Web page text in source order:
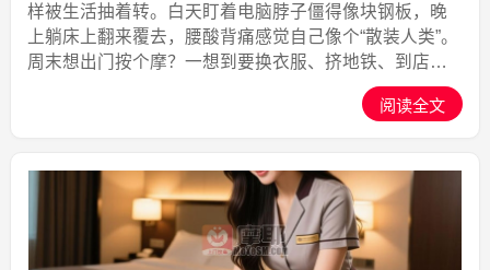
样被生活抽着转。白天盯着电脑脖子僵得像块钢板，晚
上躺床上翻来覆去，腰酸背痛感觉自己像个“散装人类”。
周末想出门按个摩？一想到要换衣服、挤地铁、到店还
可能排队一小时……算了，躺平吧。别问我怎么知道
的，因为我就是你的“互联网嘴替”——一个被996折磨了
阅读全文